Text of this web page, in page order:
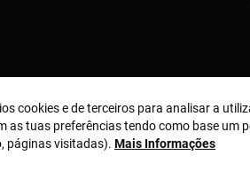
cookies e de terceiros para analisar a
as tuas preferências tendo como base um
páginas visitadas). Mais Informações